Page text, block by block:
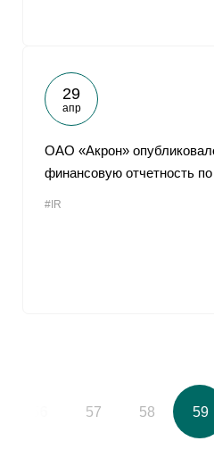
29
апр
ОАО «Акрон»
финансовую отчетность
#IR
57 58 59